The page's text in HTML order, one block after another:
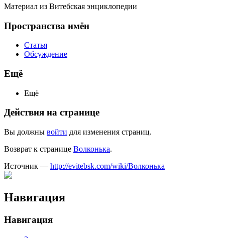
Материал из Витебская энциклопедии
Пространства имён
Статья
Обсуждение
Ещё
Ещё
Действия на странице
Вы должны войти для изменения страниц.
Возврат к странице Волконька.
Источник — http://evitebsk.com/wiki/Волконька
Навигация
Навигация